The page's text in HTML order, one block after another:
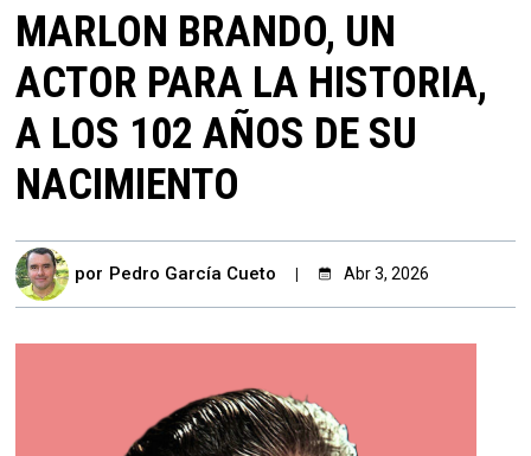
MARLON BRANDO, UN
ACTOR PARA LA HISTORIA,
A LOS 102 AÑOS DE SU
NACIMIENTO
por Pedro García Cueto Abr 3, 2026